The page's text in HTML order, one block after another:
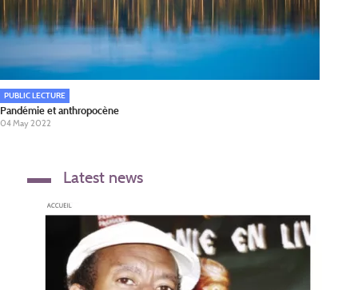
PUBLIC LECTURE
Pandémie et anthropocène
04 May 2022
Latest news